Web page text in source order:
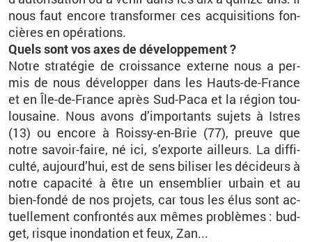
nous faut en­core trans­for­mer ces ac­qui­si­tions fon­
cières en opé­ra­tions.
Quels sont vos axes de dé­ve­lop­pe­ment ?
Notre stra­té­gie de crois­sance ex­terne nous a per­
mis de nous dé­ve­lop­per dans les Hauts-de-France
et en Île-de-France après Sud-Paca et la ré­gion tou­
lou­saine. Nous avons d’im­por­tants su­jets à Istres
(13) ou en­core à Roissy-en-Brie (77), preuve que
notre sa­voir-faire, né ici, s’ex­porte ailleurs. La dif­fi­
culté, au­jour­d’hui, est de sens bi­li­ser les dé­ci­deurs à
notre ca­pa­cité à être un en­sem­blier ur­bain et au
bien-fondé de nos pro­jets, car tous les élus sont ac­
tuel­le­ment confron­tés aux mêmes pro­blèmes : bud­
get, risque inon­da­tion et feux, Zan...